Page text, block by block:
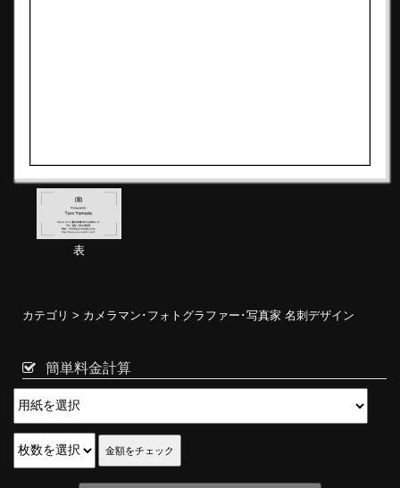
表
カテゴリ > カメラマン･フォトグラファー･写真家 名刺デザイン
簡単料金計算